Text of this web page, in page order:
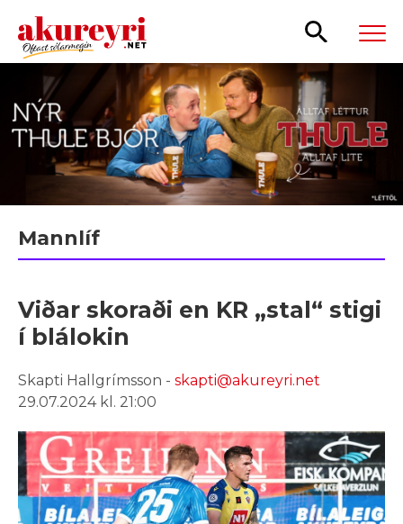
Leita
Mannlíf
Viðar skoraði en KR „stal“ stigi
í blálokin
Skapti Hallgrímsson - skapti@akureyri.net
29.07.2024 kl. 21:00